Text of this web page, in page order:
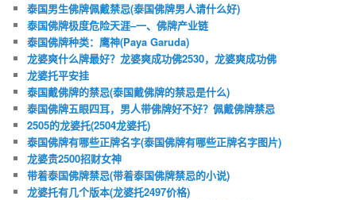
泰国男生佛牌佩戴禁忌(泰国佛牌男人请什么好)
泰国佛牌极度危险天涯–一、佛牌产业链
泰国佛牌种类：鹰神(Paya Garuda)
龙婆爽什么牌最好？龙婆爽成功佛2530，龙婆爽成功佛
龙婆托平安挂
泰国戴佛牌的禁忌(泰国戴佛牌的禁忌是什么)
泰国佛牌五眼四耳，男人带佛牌好不好？佩戴佛牌禁忌
2505的龙婆托(2504龙婆托)
泰国佛牌有哪些正牌名字(泰国佛牌有哪些正牌名字图片)
龙婆贵2500招财女神
带着泰国佛牌禁忌(带着泰国佛牌禁忌的小说)
龙婆托有几个版本(龙婆托2497价格)